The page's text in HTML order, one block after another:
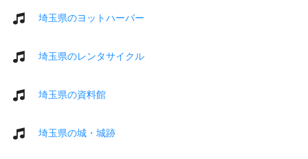
埼玉県のヨットハーバー
埼玉県のレンタサイクル
埼玉県の資料館
埼玉県の城・城跡